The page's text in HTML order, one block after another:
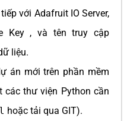
với Adafruit IO Server,
Key , và tên truy cập
liệu.
án mới trên phần mềm
các thư viện Python cần
hoặc tải qua GIT).